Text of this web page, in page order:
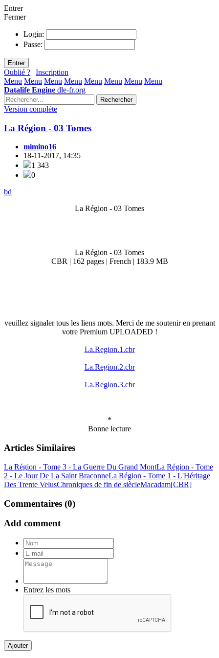
Entrer
Fermer
Login:
Passe:
Entrer
Oublié ? | Inscription
Menu Menu Menu Menu Menu Menu Menu Menu
Datalife Engine dle-fr.org
Rechercher
Version complète
La Région - 03 Tomes
mimino16
18-11-2017, 14:35
1 343
0
bd
La Région - 03 Tomes
La Région - 03 Tomes
CBR | 162 pages | French | 183.9 MB
veuillez signaler tous les liens mots. Merci de me soutenir en prenant
votre Premium UPLOADED !
La.Region.1.cbr
La.Region.2.cbr
La.Region.3.cbr
*
Bonne lecture
Articles Similaires
La Région - Tome 3 - La Guerre Du Grand MontLa Région - Tome
2 - Le Jour De La Saint BraconneLa Région - Tome 1 - L'Héritage
Des Trente VelusChroniques de fin de siècleMacadam[CBR]
Commentaires (0)
Add comment
Entrez les mots
Ajouter